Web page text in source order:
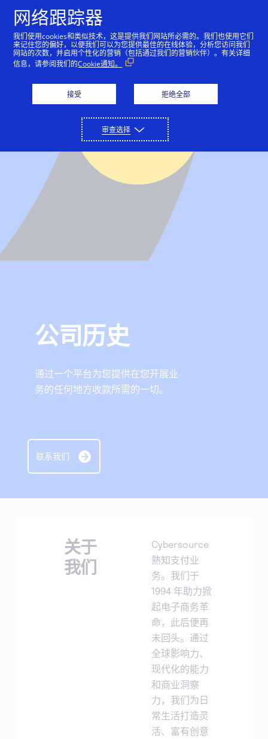
支付解决方案
少欺诈和保护支付数据。
接受网上、销售点以及呼叫中心的付款。
欺诈和风险管理
帮助最大限度地减少欺诈损失并增加收入。
支付安全
保护敏感的支付数据并简化 PCI DSS 合规工作。
定期结算、全球税务计算、货币兑换等。
合作伙伴
金融服务公司
我们通过金融合作伙伴提供解决方案。
技术合作伙伴
与领先的技术和基础设施提供商建立联系。
解决方案合作伙伴
定制可满足您业务需求的解决方案。
我们的编码环境为您提供了各种工具，用于构建可在全
球范围内扩大规模的无摩擦支付解决方案。
详细了解
API 参考资料
查看示例代码和字段说明。
开发人员指南
查看用于实施我们的 API 的功能级别指南。
联系我们屡获殊荣的客户支持团队，或直接联系销售人
详细了解
支持中心
访问我们的客户支持门户网站，以及阅读实用文章。
技术文档
关于我们
Cybersource 提供一整套在线和面对面服务，可简化支
付操作并实现支付操作自动化。
公司历史
了解我们如何成为支付和欺诈管理领域的领先者，以及
您是否热衷于支付技术？来加入我们的团队吧。我们的
团队充满乐趣、具有包容性且不断成长。
登录
公司历史
通过一个平台为您提供在您开展业
务的任何地方收款所需的一切。
联系我们
关于
我们
Cybersource
熟知支付业
务。我们于
1994 年助力掀
起电子商务革
命，此后便再
未回头。通过
全球影响力、
现代化的能力
和商业洞察
力，我们为日
常生活打造灵
活、富有创意
网络跟踪器
我们使用cookies和类似技术，这是提供我们网站所必需的。我们也使用它们
来记住您的偏好，以便我们可以为您提供最佳的在线体验，分析您访问我们
网站的次数，并启用个性化的营销（包括通过我们的营销伙伴）。有关详细
信息，请参阅我们的Cookie通知。
接受 拒绝全部
审查选择